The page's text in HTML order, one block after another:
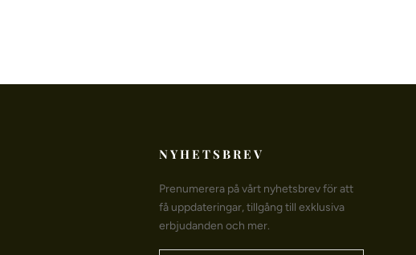
NYHETSBREV
Prenumerera på vårt nyhetsbrev för att
få uppdateringar, tillgång till exklusiva
erbjudanden och mer.